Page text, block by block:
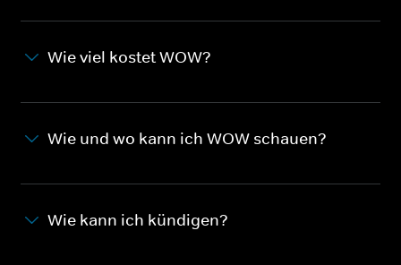
Wie viel kostet WOW?
Wie und wo kann ich WOW schauen?
Wie kann ich kündigen?